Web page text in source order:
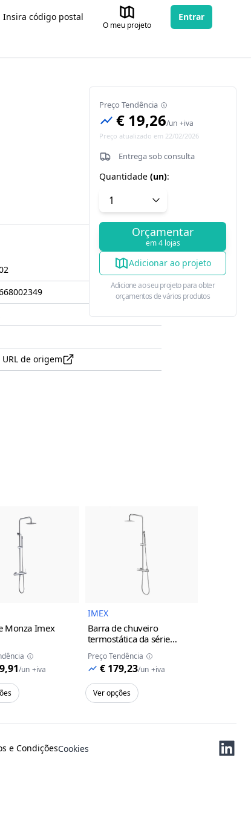
Insira código postal
O meu projeto
Entrar
de origem
Preço Tendência
€ 19,26/un +iva
Preço atualizado em 22/02/2026
Entrega sob consulta
Quantidade (un):
Orçamentar
em 4 lojas
Adicionar ao projeto
Adicione ao seu projeto para obter
orçamentos de vários produtos
Imagem do Produto
Monza Imex
/un +iva
Imagem do Produto
IMEX
Barra de chuveiro
termostática da série
Monza Imex
Preço Tendência
€ 179,23/un +iva
Ver opções
e CondiçõesCookies